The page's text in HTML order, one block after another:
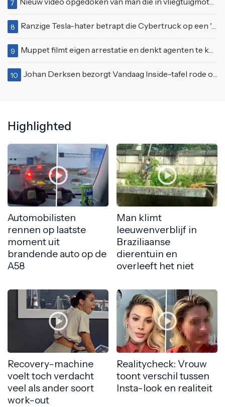
7
8 Ranzige Tesla-hater betrapt die Cybertruck op een 'speciale bruine coating' trakteert
9 Muppet filmt eigen arrestatie en denkt agenten te kunnen laten schorsen: "Jullie krijgen maandje vakantie"
10 Johan Derksen bezorgt Vandaag Inside-tafel rode oortjes met vuig verhaal: "Dat gebeurde al in de gang"
Highlighted
Automobilisten
rennen op laatste
moment uit
brandende auto op de
A58
Man klimt
leeuwenverblijf in
Braziliaanse
dierentuin en
overleeft het niet
Recovery-machine
voelt toch verdacht
veel als ander soort
work-out
Realitycheck: Vrouw
toont verschil tussen
Insta-look en realiteit